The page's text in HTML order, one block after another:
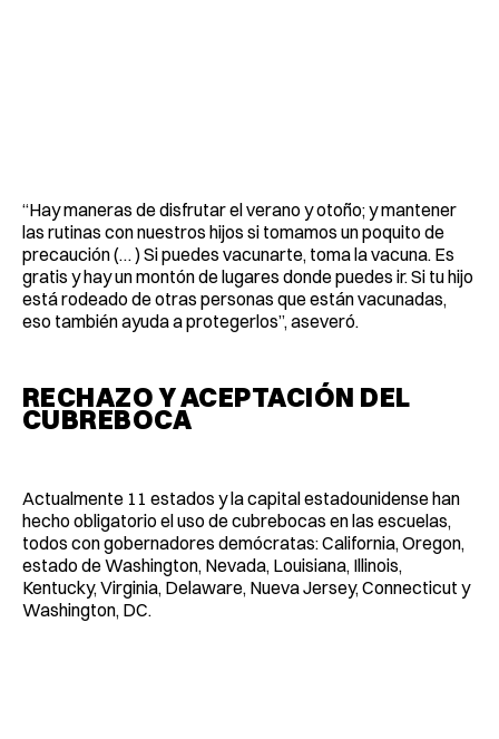
“Hay maneras de disfrutar el verano y otoño; y mantener
las rutinas con nuestros hijos si tomamos un poquito de
precaución (… ) Si puedes vacunarte, toma la vacuna. Es
gratis y hay un montón de lugares donde puedes ir. Si tu hijo
está rodeado de otras personas que están vacunadas,
eso también ayuda a protegerlos”, aseveró.
RECHAZO Y ACEPTACIÓN DEL
CUBREBOCA
Actualmente 11 estados y la capital estadounidense han
hecho obligatorio el uso de cubrebocas en las escuelas,
todos con gobernadores demócratas: California, Oregon,
estado de Washington, Nevada, Louisiana, Illinois,
Kentucky, Virginia, Delaware, Nueva Jersey, Connecticut y
Washington, DC.